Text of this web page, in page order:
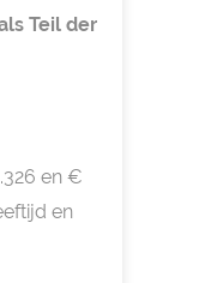
Teil der
en €
en